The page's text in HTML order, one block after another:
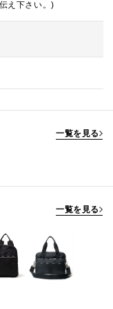
え下さい。)
一覧を見る
一覧を見る